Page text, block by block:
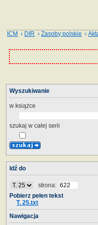
ICM › DIR ›Zasoby polskie ›
Wyszukiwanie
w książce
szukaj w całej serii
Idź do
strona:
Pobierz pełen tekst
T. 25.txt
Nawigacja